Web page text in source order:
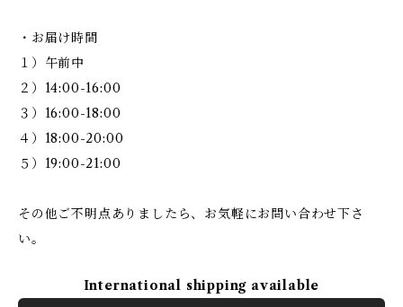
・お届け時間
１）午前中
２）14:00-16:00
３）16:00-18:00
４）18:00-20:00
５）19:00-21:00
その他ご不明点ありましたら、お気軽にお問い合わせ下さ
い。
International shipping available